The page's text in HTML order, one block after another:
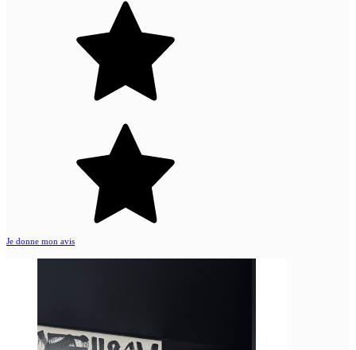
Je donne mon avis